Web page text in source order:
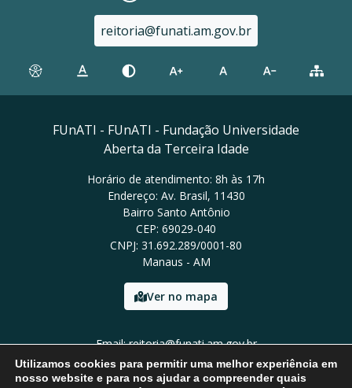
reitoria@funati.am.gov.br
FUnATI - FUnATI - Fundação Universidade
Aberta da Terceira Idade
Horário de atendimento: 8h às 17h
Endereço: Av. Brasil, 11430
Bairro Santo Antônio
CEP: 69029-040
CNPJ: 31.692.289/0001-80
Manaus - AM
Ver no mapa
Email: reitoria@funati.am.gov.br
Tel: (92)98112-5295
Utilizamos cookies para permitir uma melhor experiência em
nosso website e para nos ajudar a compreender quais